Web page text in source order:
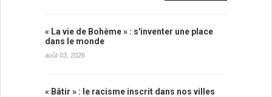
« La vie de Bohème » : s'inventer une place
dans le monde
août 03, 2026
« Bâtir » : le racisme inscrit dans nos villes